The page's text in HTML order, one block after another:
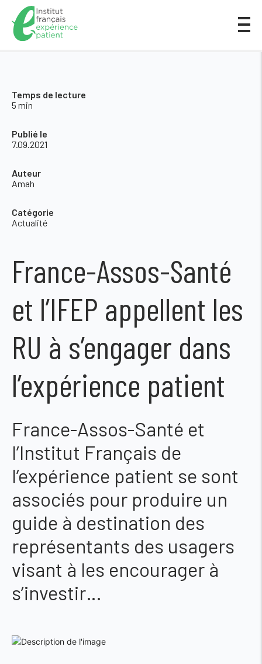
Temps de lecture
5 min
Publié le
7.09.2021
Auteur
Amah
Catégorie
Actualité
France-Assos-Santé
et l’IFEP appellent les
RU à s’engager dans
l’expérience patient
France-Assos-Santé et
l’Institut Français de
l’expérience patient se sont
associés pour produire un
guide à destination des
représentants des usagers
visant à les encourager à
s’investir…